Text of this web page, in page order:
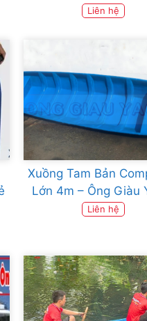
Liên hệ
Xuồng Tam Bản
Lớn 4m – Ông Giàu
Liên hệ